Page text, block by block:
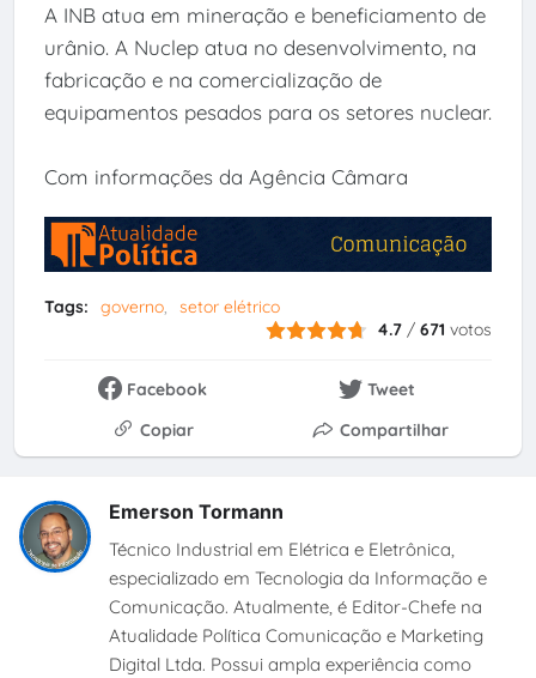
A INB atua em mineração e beneficiamento de
urânio. A Nuclep atua no desenvolvimento, na
fabricação e na comercialização de
equipamentos pesados para os setores nuclear.
Com informações da Agência Câmara
Tags: governo
setor elétrico
4.7 /671 votos
Facebook
Tweet
Copiar
Compartilhar
Emerson Tormann
Técnico Industrial em Elétrica e Eletrônica,
especializado em Tecnologia da Informação e
Comunicação. Atualmente, é Editor-Chefe na
Atualidade Política Comunicação e Marketing
Digital Ltda. Possui ampla experiência como